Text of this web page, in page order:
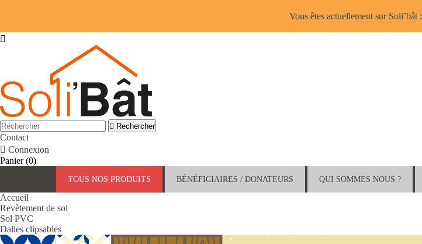
Vous êtes actuellement sur Soli’bât :

 Rechercher
Contact
 Connexion
Panier (0)
TOUS NOS PRODUITS BÉNÉFICIAIRES / DONATEURS QUI SOMMES NOUS ?
Accueil
Revètement de sol
Sol PVC
Dalles clipsables